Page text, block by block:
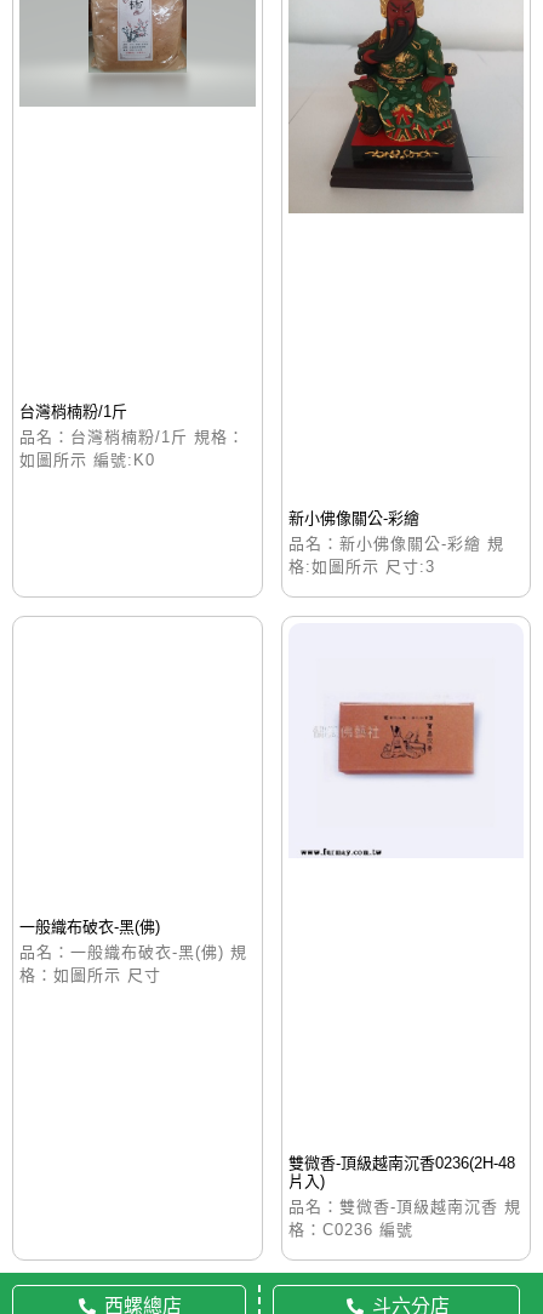
台灣梢楠粉/1斤
品名：台灣梢楠粉/1斤 規格：
如圖所示 編號:K0
新小佛像關公-彩繪
品名：新小佛像關公-彩繪 規
格:如圖所示 尺寸:3
一般織布破衣-黑(佛)
品名：一般織布破衣-黑(佛) 規
格：如圖所示 尺寸
雙微香-頂級越南沉香0236(2H-48
片入)
品名：雙微香-頂級越南沉香 規
格：C0236 編號
西螺總店 斗六分店